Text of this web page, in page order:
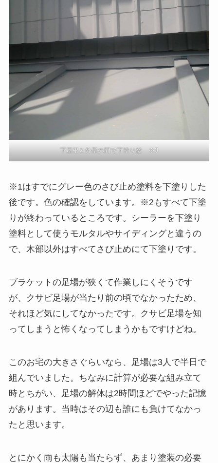
下屋根と外壁の間で下塗り後 ※3
※1はすでにグレー色のさび止め塗料を下塗りした
後です。色の確認をしています。※2もすべて下塗
りが終わっているところです。シーラーを下塗り
塗料として使うモルタルやサイディングと違うの
で、木部以外はすべてさび止めにて下塗りです。
ブラケットの足場が狭くて作業しにくそうです
が、クサビ足場が当たり前の頃でなかったため、
それほど気にしてなかったです。クサビ足場を知
ってしまうと怖くなってしまうかもですけどね。
このお宅の大きさぐらいなら、足場は3人で半日で
組んでいました。ちなみに計算が必要な組み立て
時とちがい、足場の解体は2時間ほどでやった記憶
があります。当時はその辺も誰にも負けてなかっ
たと思います。
とにかく雨も太陽も当たらず、あまり塗装の必要